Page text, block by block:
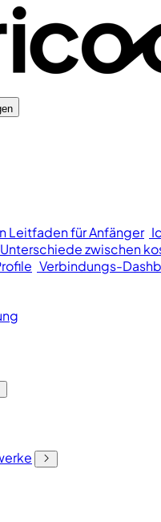
Leitfaden für Anfänger
zwischen
Verbindungs-